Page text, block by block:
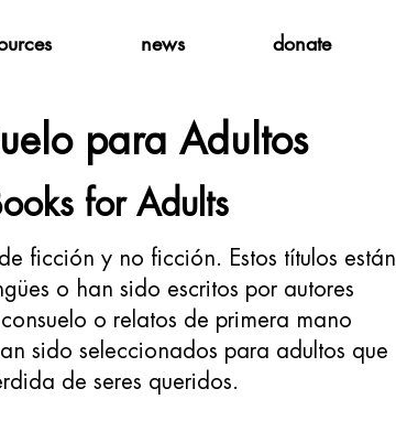
news donate
para Adultos
for Adults
ficción y no ficción. Estos títulos están
o han sido escritos por autores
o relatos de primera mano
sido seleccionados para adultos que
de seres queridos.